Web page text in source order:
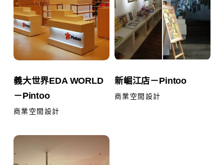
EDA
WORLD
－
Pintoo
大
世
界
WORLD
－
商業空間設計
義大世界EDA WORLD
－Pintoo
－
Pintoo
崛
江
商業空間設計
新崛江店－Pintoo
淡
水